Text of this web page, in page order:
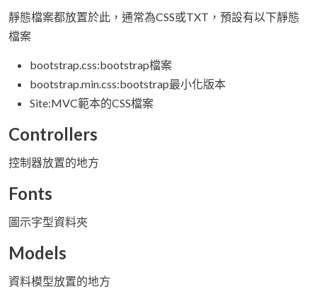
靜態檔案都放置於此，通常為CSS或TXT，預設有以下靜態
檔案
bootstrap.css:bootstrap檔案
bootstrap.min.css:bootstrap最小化版本
Site:MVC範本的CSS檔案
Controllers
控制器放置的地方
Fonts
圖示字型資料夾
Models
資料模型放置的地方